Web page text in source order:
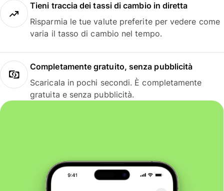
Tieni traccia dei tassi di cambio in diretta
Risparmia le tue valute preferite per vedere come
varia il tasso di cambio nel tempo.
Completamente gratuito, senza pubblicità
Scaricala in pochi secondi. È completamente
gratuita e senza pubblicità.